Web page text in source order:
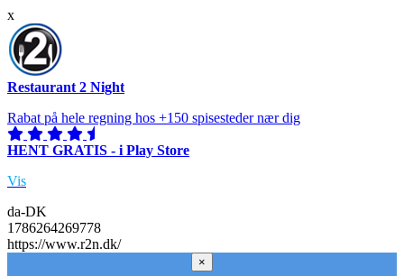
x
Restaurant 2 Night
Rabat på hele regning hos +150 spisesteder nær dig
HENT GRATIS - i Play Store
Vis
da-DK
1786264269778
https://www.r2n.dk/
×